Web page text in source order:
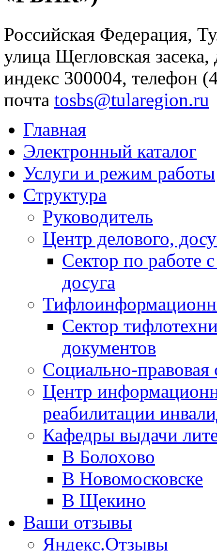
Российская Федерация,
улица Щегловская
индекс 300004, телефон
почта tosbs@tularegion.ru
Главная
Электронный каталог
Услуги и режим работы
Структура
Руководитель
Центр делового,
Сектор по работе
досуга
Сектор
документов
Социально-правовая
Центр
реабилитации
Кафедры выдачи
В Болохово
В Новомосковске
В Щекино
Ваши отзывы
Яндекс.Отзывы